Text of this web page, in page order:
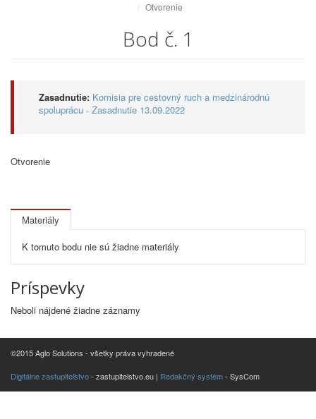
Otvorenie
Bod č. 1
Zasadnutie: Komisia pre cestovný ruch a medzinárodnú
spoluprácu - Zasadnutie 13.09.2022
Otvorenie
Materiály
K tomuto bodu nie sú žiadne materiály
Príspevky
Neboli nájdené žiadne záznamy
©2015 Aglo Solutions - všetky práva vyhradené
Digitálne zastupiteľstvo- zastupitelstvo.eu | Redakčný systém- SysCom